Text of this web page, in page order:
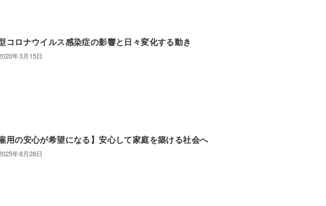
コロナウイルス感染症の影響と日々変化する動き
年3月15日
雇用の安心が希望になる】安心して家庭を築ける社会へ
年8月28日